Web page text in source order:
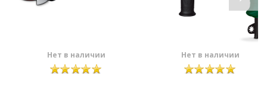
Нет в наличии Нет в наличии